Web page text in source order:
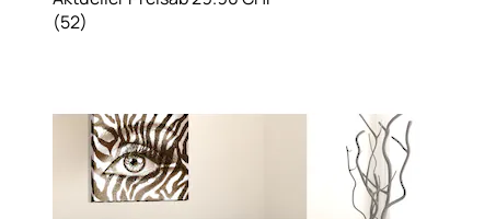
(52)